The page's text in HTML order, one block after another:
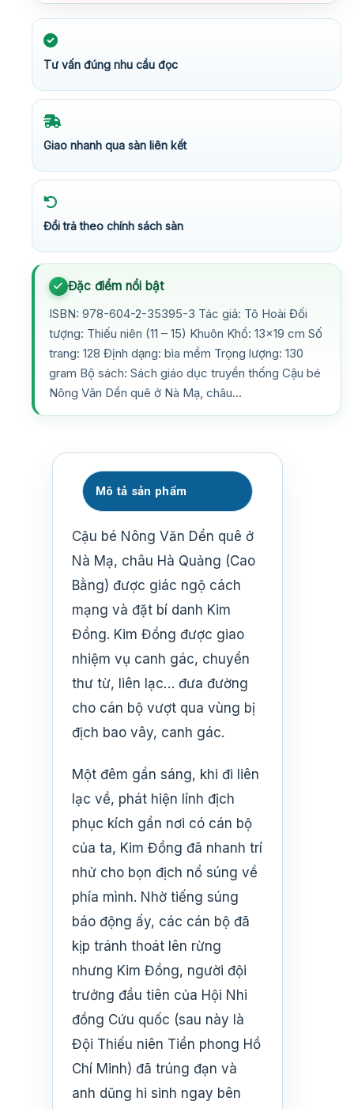
Tư vấn đúng nhu cầu đọc
Giao nhanh qua sàn liên kết
Đổi trả theo chính sách sàn
Đặc điểm nổi bật
ISBN: 978-604-2-35395-3 Tác giả: Tô Hoài Đối
tượng: Thiếu niên (11 – 15) Khuôn Khổ: 13×19 cm Số
trang: 128 Định dạng: bìa mềm Trọng lượng: 130
gram Bộ sách: Sách giáo dục truyền thống Cậu bé
Nông Văn Dền quê ở Nà Mạ, châu…
Mô tả sản phẩm
Cậu bé Nông Văn Dền quê ở
Nà Mạ, châu Hà Quảng (Cao
Bằng) được giác ngộ cách
mạng và đặt bí danh Kim
Đồng. Kim Đồng được giao
nhiệm vụ canh gác, chuyển
thư từ, liên lạc… đưa đường
cho cán bộ vượt qua vùng bị
địch bao vây, canh gác.
Một đêm gần sáng, khi đi liên
lạc về, phát hiện lính địch
phục kích gần nơi có cán bộ
của ta, Kim Đồng đã nhanh trí
nhử cho bọn địch nổ súng về
phía mình. Nhờ tiếng súng
báo động ấy, các cán bộ đã
kịp tránh thoát lên rừng
nhưng Kim Đồng, người đội
trưởng đầu tiên của Hội Nhi
đồng Cứu quốc (sau này là
Đội Thiếu niên Tiền phong Hồ
Chí Minh) đã trúng đạn và
anh dũng hi sinh ngay bên